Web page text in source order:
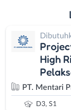
High
PT. Mentari
D3, S1